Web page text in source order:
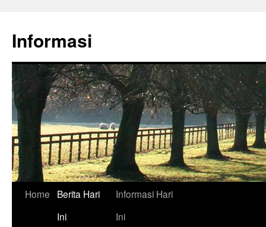
content
Informasi
Home
Berita Hari
Ini
Informasi Hari
Ini